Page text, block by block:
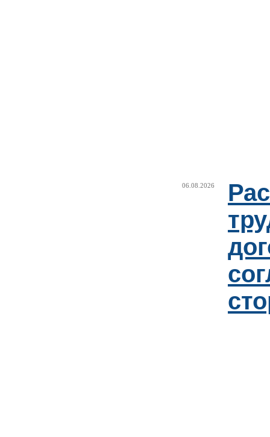
06.08.2026